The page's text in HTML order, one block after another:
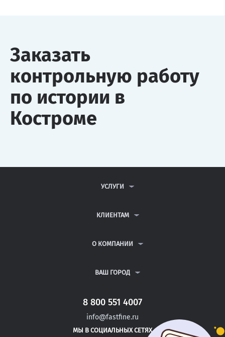
Заказать
контрольную работу
по истории в
Костроме
УСЛУГИ
ДИПЛОМНЫЕ РАБОТЫ
РЕФЕРАТЫ
КЛИЕНТАМ
ВОПРОСЫ И ОТВЕТЫ
ПОЛИТИКА КОНФИДЕНЦИАЛЬНОСТИ
О КОМПАНИИ
КОНТАКТЫ
ВАШ ГОРОД
САНКТ-ПЕТЕРБУРГ
КРАСНОЯРСК
ЛЕСНИКОВО
8 800 551 4007
info@fastfine.ru
МЫ В СОЦИАЛЬНЫХ СЕТЯХ